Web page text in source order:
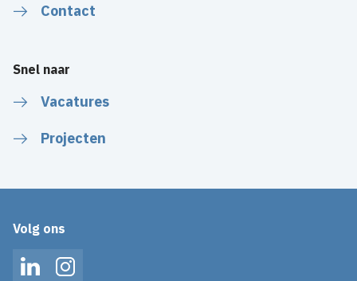
Contact
Snel naar
Vacatures
Projecten
Volg ons
LinkedInInstagram